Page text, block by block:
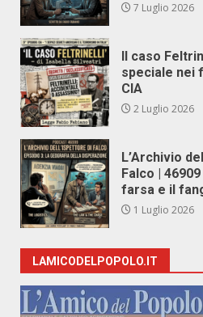
7 Luglio 2026
Il caso
speciale nei
CIA
2 Luglio 2026
L’Archivio
Falco |
farsa e il
1 Luglio 2026
LAMICODELPOPOLO.IT